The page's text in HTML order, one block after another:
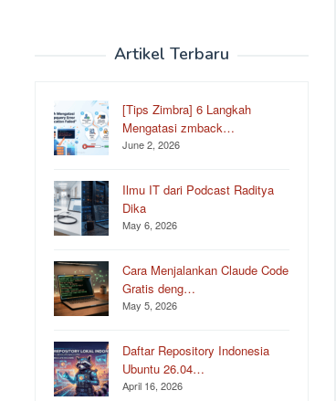
Artikel Terbaru
[Tips Zimbra] 6 Langkah
Mengatasi zmback…
June 2, 2026
Ilmu IT dari Podcast Raditya
Dika
May 6, 2026
Cara Menjalankan Claude Code
Gratis deng…
May 5, 2026
Daftar Repository Indonesia
Ubuntu 26.04…
April 16, 2026